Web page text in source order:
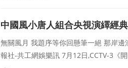
中國風小唐人組合央視演繹經典
無關風月 我題序等你回懸筆一絕 那岸
報社-共工網娛樂訊 7月12日,CCTV-3《